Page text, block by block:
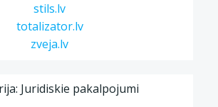
stils.lv
totalizator.lv
zveja.lv
Juridiskie pakalpojumi